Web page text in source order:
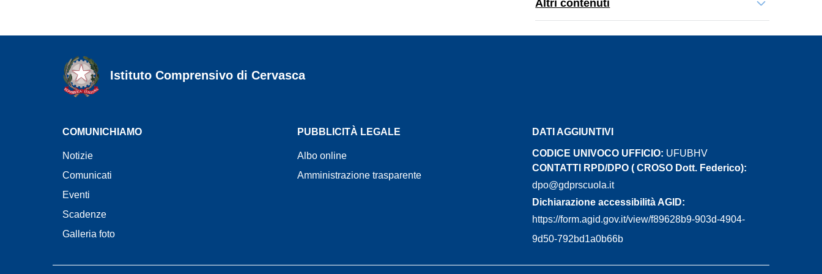
Altri contenuti
Istituto Comprensivo di Cervasca
COMUNICHIAMO
Notizie
Comunicati
Eventi
Scadenze
Galleria foto
PUBBLICITÀ LEGALE
Albo online
Amministrazione trasparente
DATI AGGIUNTIVI
CODICE UNIVOCO UFFICIO: UFUBHV
CONTATTI RPD/DPO ( CROSO Dott. Federico):
dpo@gdprscuola.it
Dichiarazione accessibilità AGID:
https://form.agid.gov.it/view/f89628b9-903d-4904-
9d50-792bd1a0b66b